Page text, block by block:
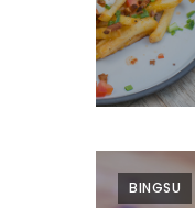
ที่
HIMMA
MARKET
FESTIVAL
10
ร้านBINGSU